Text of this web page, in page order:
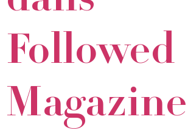
Followed
Magazine